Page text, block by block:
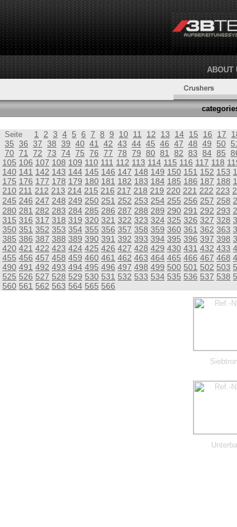
ABOUT
Seite 1 2 3 4 5 6 7 8 9 10 11 12 13 14 15 16 17
35 36 37 38 39 40 41 42 43 44 45 46 47 48 49 50
70 71 72 73 74 75 76 77 78 79 80 81 82 83 84 85
105 106 107 108 109 110 111 112 113 114 115 116 117 118
140 141 142 143 144 145 146 147 148 149 150 151 152 153
175 176 177 178 179 180 181 182 183 184 185 186 187 188
210 211 212 213 214 215 216 217 218 219 220 221 222 223
245 246 247 248 249 250 251 252 253 254 255 256 257 258
280 281 282 283 284 285 286 287 288 289 290 291 292 293
315 316 317 318 319 320 321 322 323 324 325 326 327 328
350 351 352 353 354 355 356 357 358 359 360 361 362 363
385 386 387 388 389 390 391 392 393 394 395 396 397 398
420 421 422 423 424 425 426 427 428 429 430 431 432 433
455 456 457 458 459 460 461 462 463 464 465 466 467 468
490 491 492 493 494 495 496 497 498 499 500 501 502 503
525 526 527 528 529 530 531 532 533 534 535 536 537 538
560 561 562 563 564 565 566